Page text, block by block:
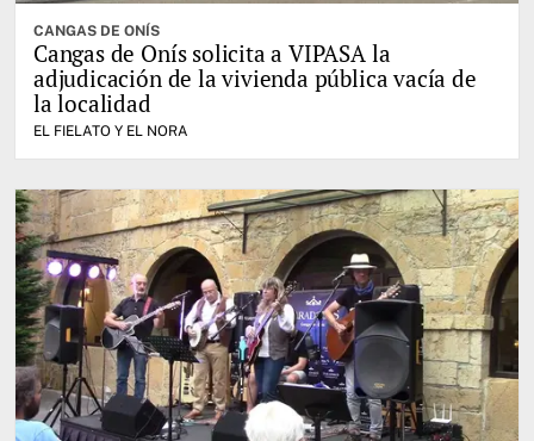
CANGAS DE ONÍS
Cangas de Onís solicita a VIPASA la
adjudicación de la vivienda pública vacía de
la localidad
EL FIELATO Y EL NORA